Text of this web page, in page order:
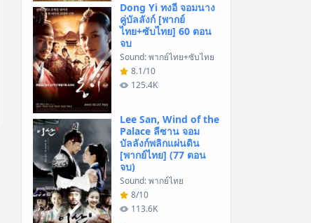
Dong Yi ทงอี จอมนาง
คู่บัลลังก์ [พากย์
ไทย+ซับไทย] 60 ตอน
จบ
Sound: พากย์ไทย+ซับไทย
8.1/10
125.4K
Lee San, Wind of the
Palace ลีซาน จอม
บัลลังก์พลิกแผ่นดิน
[พากย์ไทย] (77 ตอน
จบ)
Sound: พากย์ไทย
8/10
113.6K